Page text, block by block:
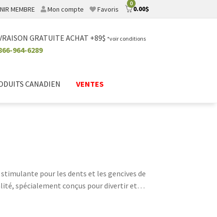
0
0.00$
MEMBRE Mon compte Favoris
GRATUITE ACHAT +89$ *voir conditions
964-6289
CANADIEN VENTES
pour les dents et les gencives de
spécialement conçus pour divertir et